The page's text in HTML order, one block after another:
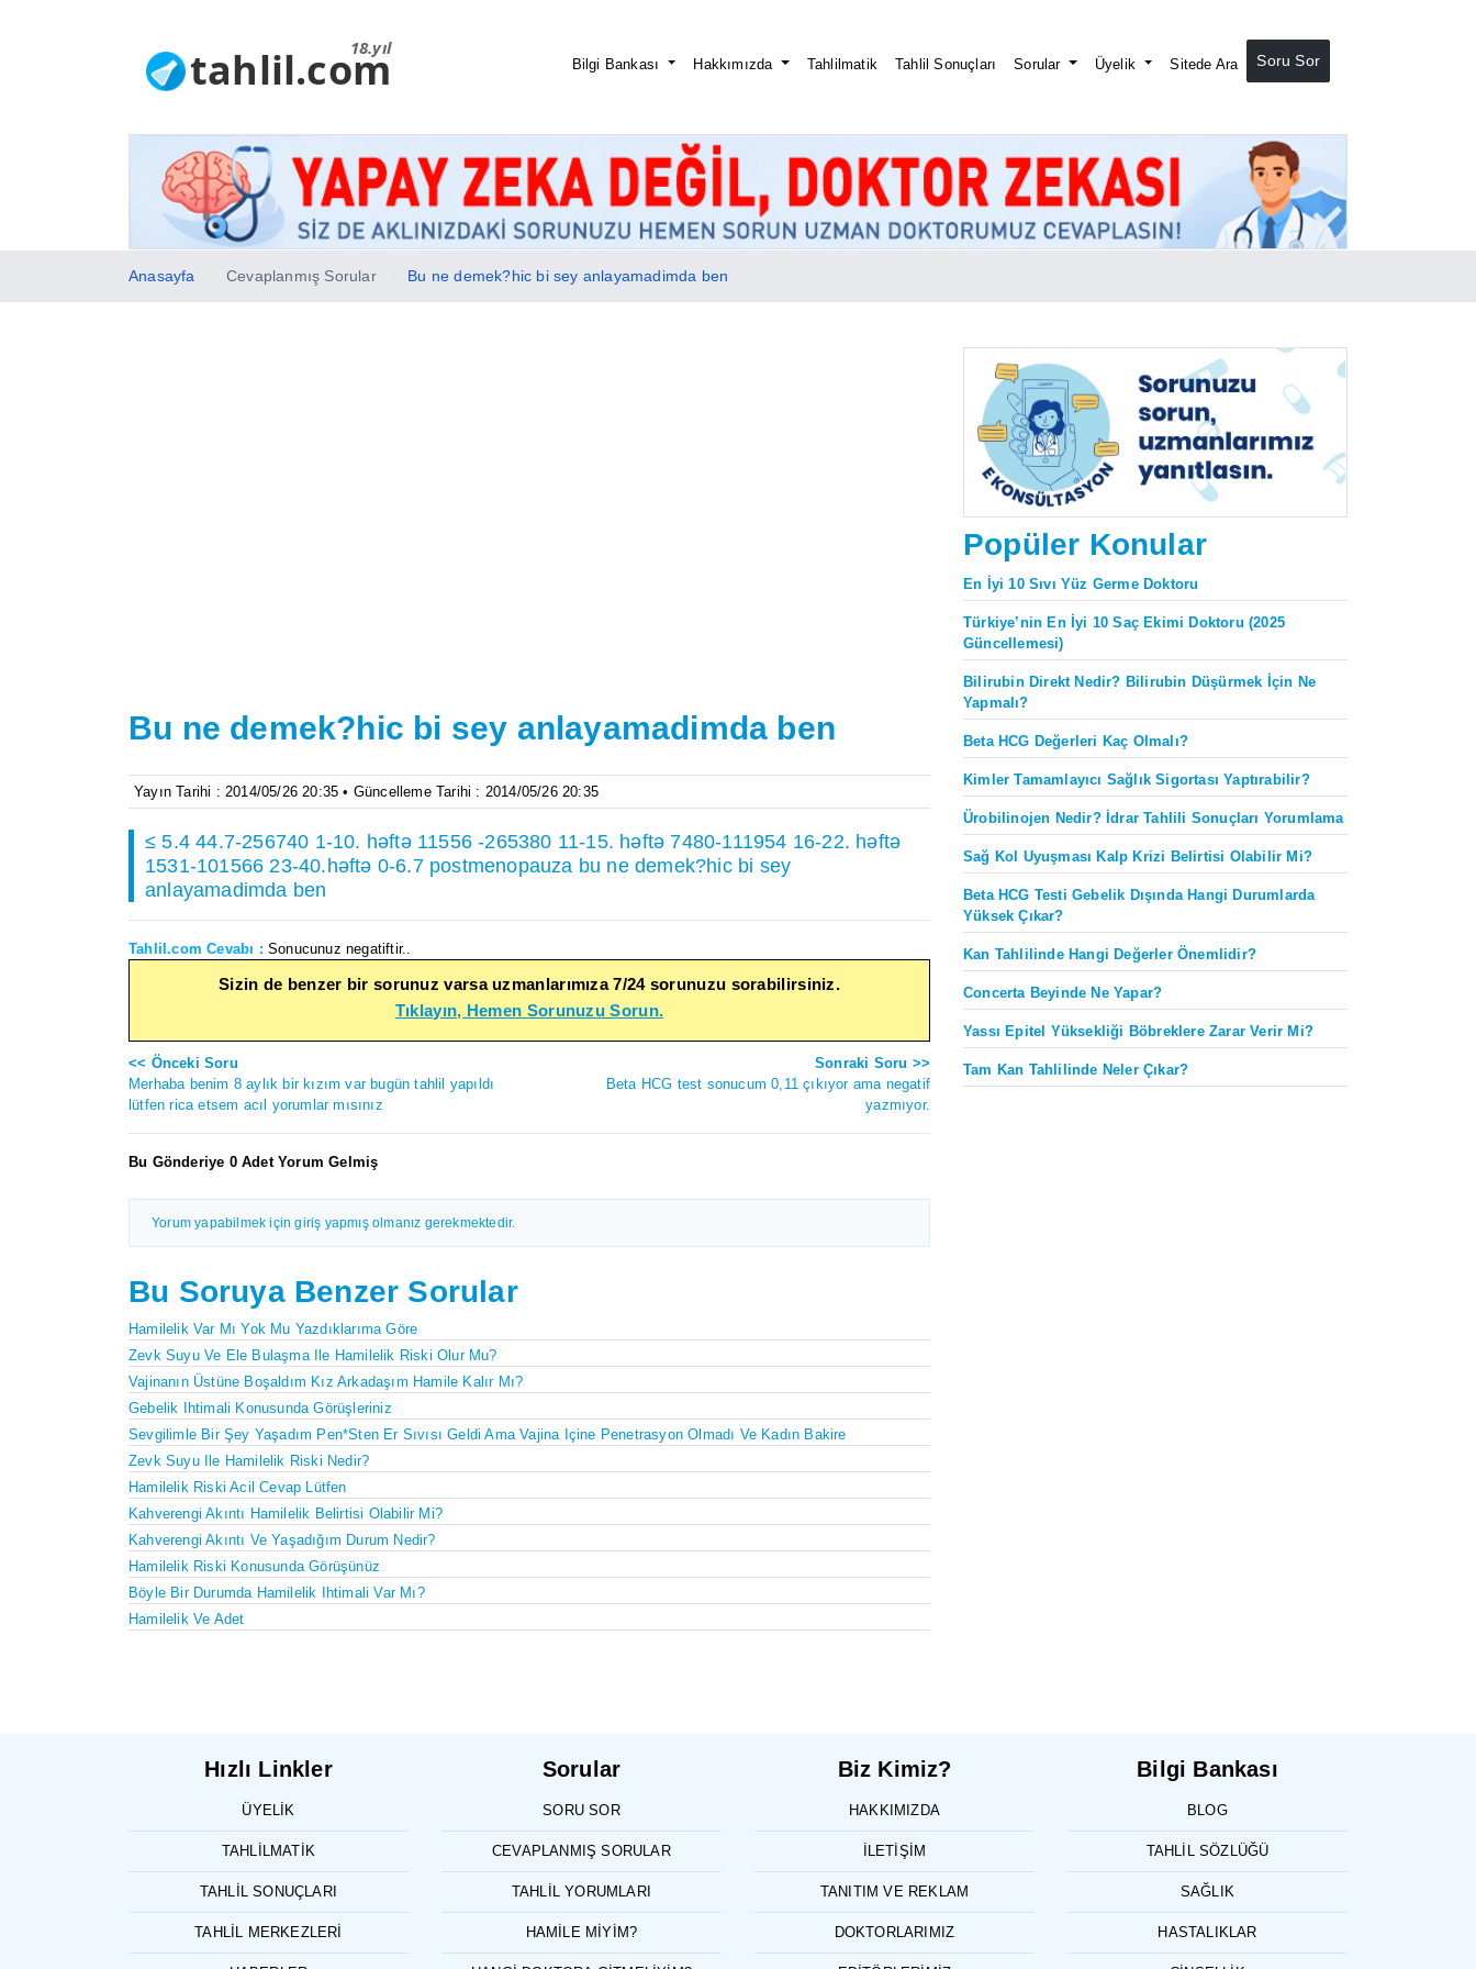
18.yıl
tahlil.com Bilgi Bankası Hakkımızda Tahlilmatik Tahlil Sonuçları Sorular Üyelik Sitede Ara Soru Sor
Anasayfa Cevaplanmış Sorular Bu ne demek?hic bi sey anlayamadimda ben
Bu ne demek?hic bi sey anlayamadimda ben
Yayın Tarihi : 2014/05/26 20:35 • Güncelleme Tarihi : 2014/05/26 20:35
≤ 5.4 44.7-256740 1-10. həftə 11556 -265380 11-15. həftə 7480-111954 16-22. həftə
1531-101566 23-40.həftə 0-6.7 postmenopauza bu ne demek?hic bi sey
anlayamadimda ben
Tahlil.com Cevabı : Sonucunuz negatiftir..
Sizin de benzer bir sorunuz varsa uzmanlarımıza 7/24 sorunuzu sorabilirsiniz.
Tıklayın, Hemen Sorunuzu Sorun.
<< Önceki Soru
Merhaba benim 8 aylık bir kızım var bugün tahlil yapıldı
lütfen rica etsem acıl yorumlar mısınız
Sonraki Soru >>
Beta HCG test sonucum 0,11 çıkıyor ama negatif
yazmıyor.
Bu Gönderiye 0 Adet Yorum Gelmiş
Yorum yapabilmek için giriş yapmış olmanız gerekmektedir.
Bu Soruya Benzer Sorular
Hamilelik Var Mı Yok Mu Yazdıklarıma Göre
Zevk Suyu Ve Ele Bulaşma Ile Hamilelik Riski Olur Mu?
Vajinanın Üstüne Boşaldım Kız Arkadaşım Hamile Kalır Mı?
Gebelik Ihtimali Konusunda Görüşleriniz
Sevgilimle Bir Şey Yaşadım Pen*sten Er Sıvısı Geldi Ama Vajina Içine Penetrasyon Olmadı Ve Kadın Bakire
Zevk Suyu Ile Hamilelik Riski Nedir?
Hamilelik Riski Acil Cevap Lütfen
Kahverengi Akıntı Hamilelik Belirtisi Olabilir Mi?
Kahverengi Akıntı Ve Yaşadığım Durum Nedir?
Hamilelik Riski Konusunda Görüşünüz
Böyle Bir Durumda Hamilelik Ihtimali Var Mı?
Hamilelik Ve Adet
Popüler Konular
En İyi 10 Sıvı Yüz Germe Doktoru
Türkiye’nin En İyi 10 Saç Ekimi Doktoru (2025
Güncellemesi)
Bilirubin Direkt Nedir? Bilirubin Düşürmek İçin Ne
Yapmalı?
Beta HCG Değerleri Kaç Olmalı?
Kimler Tamamlayıcı Sağlık Sigortası Yaptırabilir?
Ürobilinojen Nedir? İdrar Tahlili Sonuçları Yorumlama
Sağ Kol Uyuşması Kalp Krizi Belirtisi Olabilir Mi?
Beta HCG Testi Gebelik Dışında Hangi Durumlarda
Yüksek Çıkar?
Kan Tahlilinde Hangi Değerler Önemlidir?
Concerta Beyinde Ne Yapar?
Yassı Epitel Yüksekliği Böbreklere Zarar Verir Mi?
Tam Kan Tahlilinde Neler Çıkar?
Hızlı Linkler
ÜYELIK
TAHLILMATIK
TAHLIL SONUÇLARI
TAHLIL MERKEZLERI
Sorular
SORU SOR
CEVAPLANMIŞ SORULAR
TAHLIL YORUMLARI
HAMILE MIYIM?
Biz Kimiz?
HAKKIMIZDA
İLETIŞIM
TANITIM VE REKLAM
DOKTORLARIMIZ
Bilgi Bankası
BLOG
TAHLIL SÖZLÜĞÜ
SAĞLIK
HASTALIKLAR